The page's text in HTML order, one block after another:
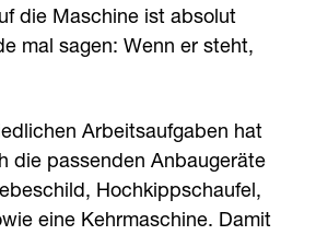
die Maschine ist absolut
mal sagen: Wenn er steht,
Arbeitsaufgaben hat
die passenden Anbaugeräte
Hochkippschaufel,
eine Kehrmaschine. Damit